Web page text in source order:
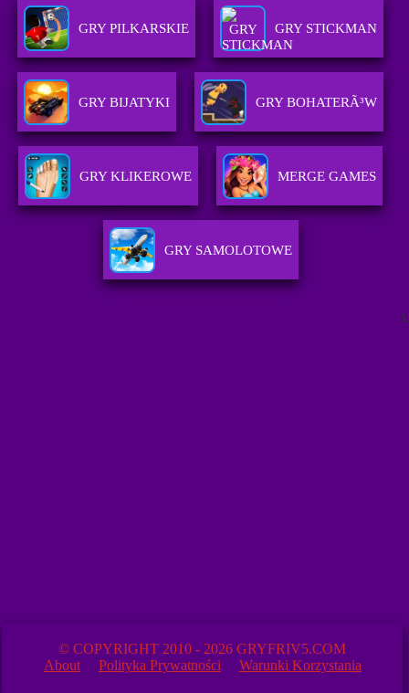
GRY PILKARSKIE GRY STICKMAN
GRY BIJATYKI GRY BOHATERÃ³W
GRY KLIKEROWE MERGE GAMES
GRY SAMOLOTOWE
© COPYRIGHT 2010 - 2026 GRYFRIV5.COM
About
Polityka Prywatności Warunki Korzystania